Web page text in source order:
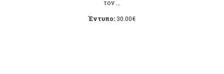
τον ...
Έντυπο: 30.00€